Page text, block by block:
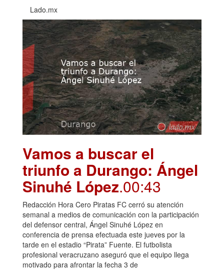
Lado.mx
Vamos a buscar el
triunfo a Durango: Ángel
Sinuhé López.00:43
Redacción Hora Cero Piratas FC cerró su atención
semanal a medios de comunicación con la participación
del defensor central, Ángel Sinuhé López en
conferencia de prensa efectuada este jueves por la
tarde en el estadio “Pirata” Fuente. El futbolista
profesional veracruzano aseguró que el equipo llega
motivado para afrontar la fecha 3 de